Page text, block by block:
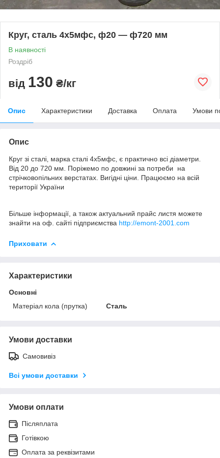
Круг, сталь 4х5мфс, ф20 — ф720 мм
В наявності
Роздріб
від 130 ₴/кг
Опис Характеристики Доставка Оплата Умови
Опис
Круг зі сталі, марка сталі 4х5мфс, є практично всі діаметри.
Від 20 до 720 мм. Поріжемо по довжині за потреби на
стрічковопільних верстатах. Вигідні ціни. Працюємо на всій
території України
Більше інформації, а також актуальний прайс листя можете
знайти на оф. сайті підприємства http://emont-2001.com
Приховати
Характеристики
Основні
Матеріал кола (прутка)
Сталь
Умови доставки
Самовивіз
Всі умови доставки
Умови оплати
Післяплата
Готівкою
Оплата за реквізитами